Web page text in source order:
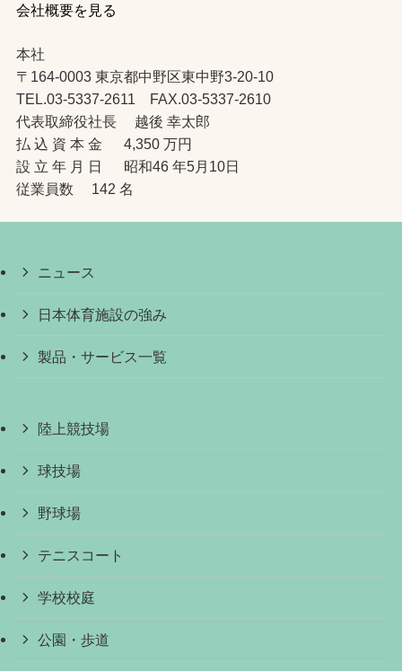
会社概要を見る
本社
〒164-0003 東京都中野区東中野3-20-10
TEL.03-5337-2611 FAX.03-5337-2610
代表取締役社長 越後 幸太郎
払 込 資 本 金 4,350 万円
設 立 年 月 日 昭和46 年5月10日
従業員数 142 名
ニュース
日本体育施設の強み
製品・サービス一覧
陸上競技場
球技場
野球場
テニスコート
学校校庭
公園・歩道